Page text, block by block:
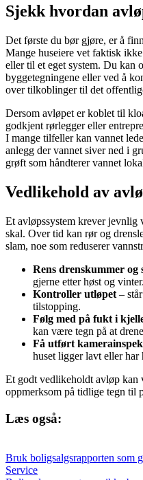
Sjekk hvordan
Det første du bør gjøre, er å
Mange huseiere vet faktisk
eller til et eget system. Du kan
byggetegningene eller ved å
over tilkoblinger til det
Dersom avløpet er koblet til
godkjent rørlegger eller
I mange tilfeller kan vannet
anlegg der vannet siver ned i
grøft som håndterer vannet
Vedlikehold av
Et avløpssystem krever jevnlig
skal. Over tid kan rør og
slam, noe som reduserer
Rens drenskummer og
gjerne etter høst og vinter.
Kontroller utløpet –
tilstopping.
Følg med på fukt i
kan være tegn på at
Få utført
huset ligger lavt eller
Et godt vedlikeholdt avløp kan
oppmerksom på tidlige tegn til
Læs også:
Bruk boligsalgsrapporten som
Service